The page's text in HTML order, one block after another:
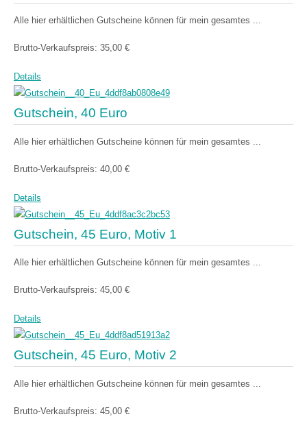
Alle hier erhältlichen Gutscheine können für mein gesamtes ...
Brutto-Verkaufspreis: 35,00 €
Details
Gutschein, 40 Euro
Alle hier erhältlichen Gutscheine können für mein gesamtes ...
Brutto-Verkaufspreis: 40,00 €
Details
Gutschein, 45 Euro, Motiv 1
Alle hier erhältlichen Gutscheine können für mein gesamtes ...
Brutto-Verkaufspreis: 45,00 €
Details
Gutschein, 45 Euro, Motiv 2
Alle hier erhältlichen Gutscheine können für mein gesamtes ...
Brutto-Verkaufspreis: 45,00 €